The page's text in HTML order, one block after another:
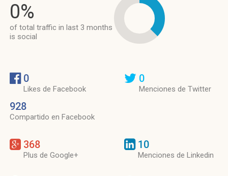
0%
of total traffic in last 3 months
is social
0
Likes de Facebook
928
Compartido en Facebook
0
Menciones de Twitter
368
Plus de Google+
10
Menciones de Linkedin